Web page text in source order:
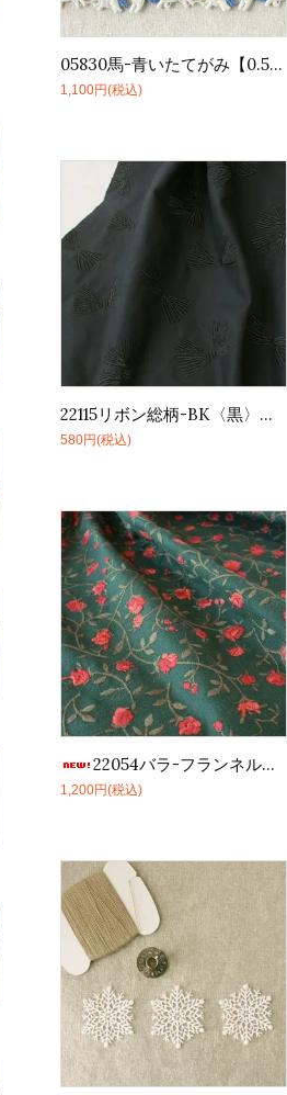
05830馬-青いたてがみ【0.5m】
1,100円(税込)
22115リボン総柄-BK〈黒〉【10cm】
580円(税込)
22054バラ-フランネルGR【10cm】
1,200円(税込)